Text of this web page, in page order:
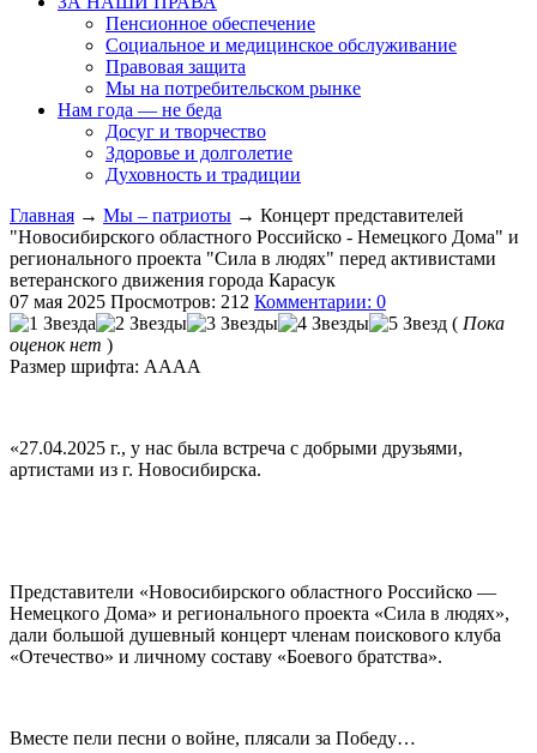
Пенсионное обеспечение
Социальное и медицинское обслуживание
Правовая защита
Мы на потребительском рынке
Нам года — не беда
Досуг и творчество
Здоровье и долголетие
Духовность и традиции
Главная → Мы – патриоты → Концерт представителей
"Новосибирского областного Российско - Немецкого Дома" и
регионального проекта "Сила в людях" перед активистами
ветеранского движения города Карасук
07 мая 2025 Просмотров: 212 Комментарии: 0
( Пока
оценок нет )
Размер шрифта: AAAA
«27.04.2025 г., у нас была встреча с добрыми друзьями,
артистами из г. Новосибирска.
Представители «Новосибирского областного Российско —
Немецкого Дома» и регионального проекта «Сила в людях»,
дали большой душевный концерт членам поискового клуба
«Отечество» и личному составу «Боевого братства».
Вместе пели песни о войне, плясали за Победу…